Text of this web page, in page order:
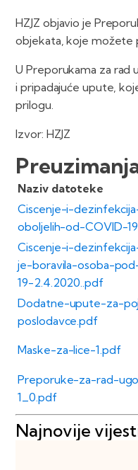
HZJZ objavio je
objekata, koje možete
U Preporukama za rad
i pripadajuće upute,
prilogu.
Izvor: HZJZ
Naziv datoteke
Ciscenje-i-
oboljelih-od-COVID-
Ciscenje-i-
je-boravila-osoba-
19-2.4.2020..pdf
Dodatne-upute-za-
poslodavce.pdf
Maske-za-lice-1.pdf
Preporuke-za-rad-
1_0.pdf
Najnovije